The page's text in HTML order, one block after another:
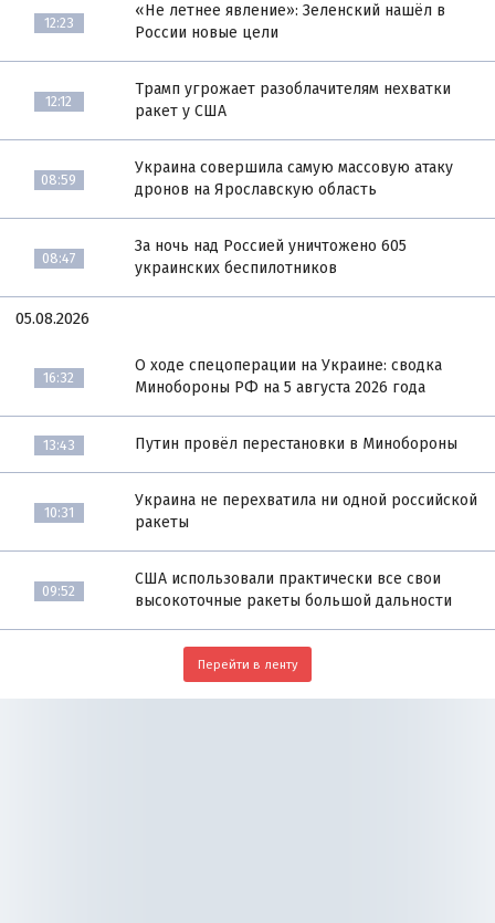
12:23
«Не летнее явление»: Зеленский нашёл в
России новые цели
12:12
Трамп угрожает разоблачителям нехватки
ракет у США
08:59
Украина совершила самую массовую атаку
дронов на Ярославскую область
08:47
За ночь над Россией уничтожено 605
украинских беспилотников
05.08.2026
16:32
О ходе спецоперации на Украине: сводка
Минобороны РФ на 5 августа 2026 года
13:43 Путин провёл перестановки в Минобороны
10:31
Украина не перехватила ни одной российской
ракеты
09:52
США использовали практически все свои
высокоточные ракеты большой дальности
Перейти в ленту